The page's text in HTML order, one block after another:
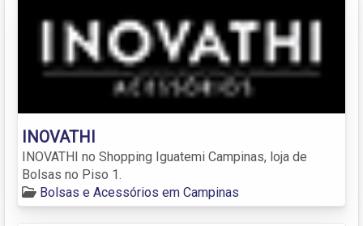
INOVATHI
INOVATHI no Shopping Iguatemi Campinas, loja de
Bolsas no Piso 1.
Bolsas e Acessórios em Campinas